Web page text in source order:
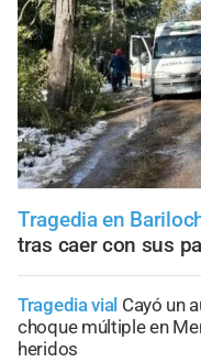
Tragedia en
tras caer con sus
Tragedia vial Cayó un
choque múltiple en
heridos